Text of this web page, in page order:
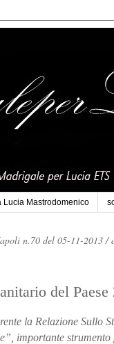
Lucia Mastrodomenico
n.70 del 05-11-2013 /
del Paese
la Relazione Sullo
importante